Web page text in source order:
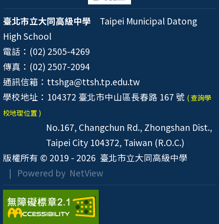
臺北市立大同高級中學 Taipei Municipal Datong
High School
電話：(02) 2505-4269
傳真：(02) 2507-2094
通訊信箱：ttshga@ttsh.tp.edu.tw
學校地址：104372 臺北市中山區長春路 167 號 ( 查詢學
校地理位置 )
No.167, Changchun Rd., Zhongshan Dist.,
Taipei City 104372, Taiwan (R.O.C.)
版權所有 © 2019 - 2026 臺北市立大同高級中學
| Powered by NetView